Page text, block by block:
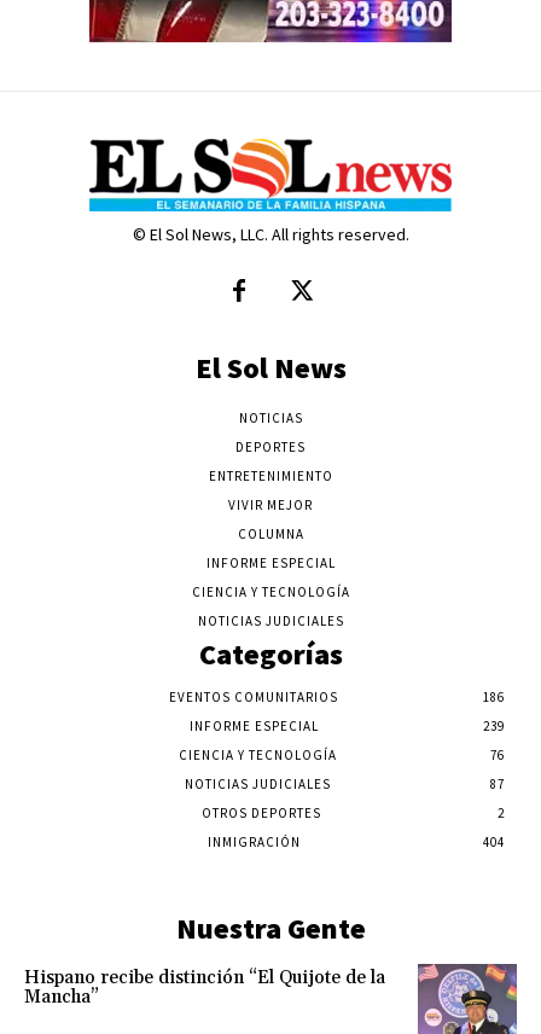
© El Sol News, LLC. All rights reserved.
El Sol News
NOTICIAS
DEPORTES
ENTRETENIMIENTO
VIVIR MEJOR
COLUMNA
INFORME ESPECIAL
CIENCIA Y TECNOLOGÍA
NOTICIAS JUDICIALES
Categorías
EVENTOS COMUNITARIOS
186
INFORME ESPECIAL
239
CIENCIA Y TECNOLOGÍA
76
NOTICIAS JUDICIALES
87
OTROS DEPORTES
2
INMIGRACIÓN
404
Nuestra Gente
Hispano recibe distinción “El Quijote de la
Mancha”